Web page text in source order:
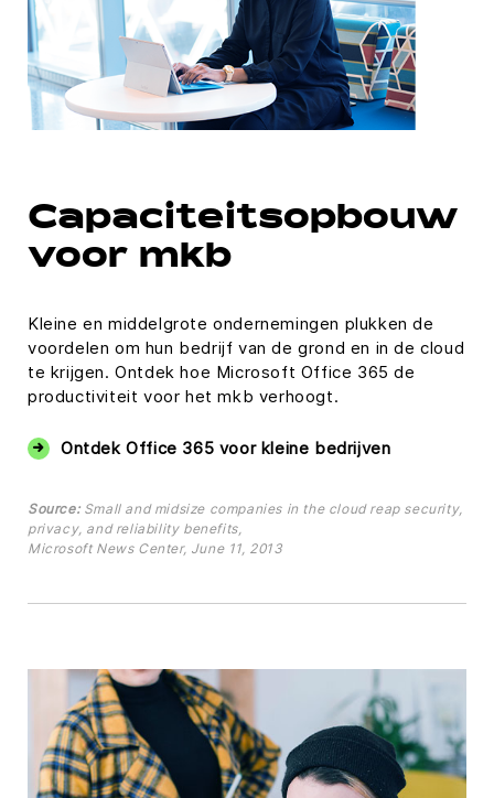
Capaciteitsopbouw
voor mkb
Kleine en middelgrote ondernemingen plukken de
voordelen om hun bedrijf van de grond en in de cloud
te krijgen. Ontdek hoe Microsoft Office 365 de
productiviteit voor het mkb verhoogt.
Ontdek Office 365 voor kleine bedrijven
Source:Small and midsize companies in the cloud reap security,
privacy, and reliability benefits,
Microsoft News Center, June 11, 2013